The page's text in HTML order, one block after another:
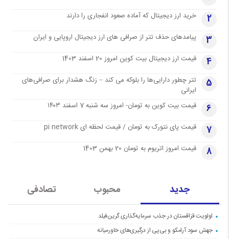
2 خرید ارز دیجیتال که آماده صعود انفجاری را دارند
3 پیامدهای حذف تتر از صرافی های ارز دیجیتال اروپایی و ایران
4 قیمت ارز دیجیتال بیت کوین امروز 20 اسفند 1403
5
تتر چطور دارایی‌ها را بلوکه می کند – زنگ هشدار برای صرافی‌های
ایرانی
6 قیمت بیت کوین به تومان- امروز سه شنبه 7 اسفند ۱۴۰۳
7 قیمت پای نتورک به تومان / قیمت لحظه ای pi network
8 قیمت امروز اتریوم به تومان 20 بهمن 1403
جدید محبوب تصادفی
اولویت قزاقستان در جذب سرمایه‌گذاری گرین‌فیلد
جهش سود آرامکو و بی‌پی از درگیری‌های خاورمیانه